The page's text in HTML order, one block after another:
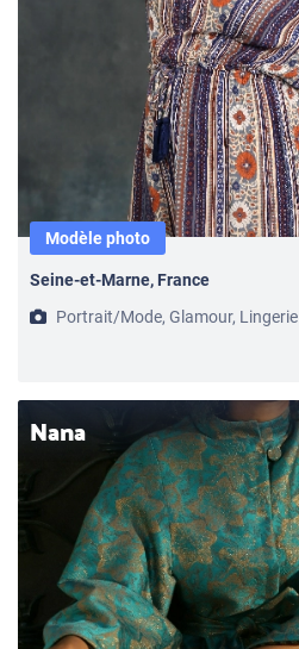
Modèle photo
Seine-et-Marne, France
Portrait/Mode, Glamour, Lingerie
Nana